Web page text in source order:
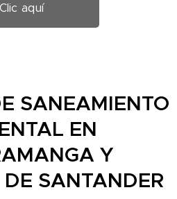
Clic aquí
SANEAMIENTO
EN
Y
SANTANDER